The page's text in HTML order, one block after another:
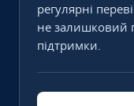
регулярні
не залишковий
підтримки.